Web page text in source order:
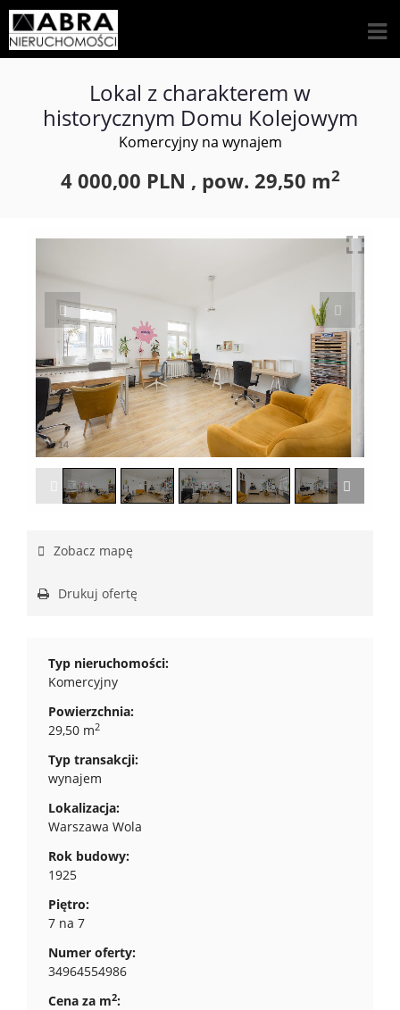
Lokal z charakterem w
historycznym Domu Kolejowym
Komercyjny na wynajem
4 000,00 PLN , pow. 29,50 m2
1/14
Zobacz mapę
Drukuj ofertę
Typ nieruchomości:
Komercyjny
Powierzchnia:
29,50 m2
Typ transakcji:
wynajem
Lokalizacja:
Warszawa Wola
Rok budowy:
1925
Piętro:
7 na 7
Numer oferty:
34964554986
Cena za m2: